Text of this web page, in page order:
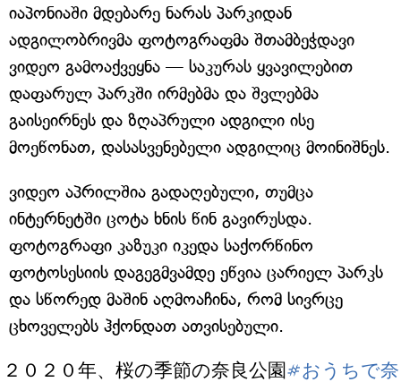
იაპონიაში მდებარე ნარას პარკიდან
ადგილობრივმა ფოტოგრაფმა შთამბეჭდავი
ვიდეო გამოაქვეყნა — საკურას ყვავილებით
დაფარულ პარკში ირმებმა და შვლებმა
გაისეირნეს და ზღაპრული ადგილი ისე
მოეწონათ, დასასვენებელი ადგილიც მოინიშნეს.
ვიდეო აპრილშია გადაღებული, თუმცა
ინტერნეტში ცოტა ხნის წინ გავირუსდა.
ფოტოგრაფი კაზუკი იკედა საქორწინო
ფოტოსესიის დაგეგმვამდე ეწვია ცარიელ პარკს
და სწორედ მაშინ აღმოაჩინა, რომ სივრცე
ცხოველებს ჰქონდათ ათვისებული.
２０２０年、桜の季節の奈良公園 #おうちで奈